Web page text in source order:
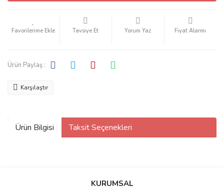
Tavsiye Et Yorum Yaz Fiyat Alarmı
Ürün Paylaş :
Karşılaştır
Ürün Bilgisi Taksit Seçenekleri
KURUMSAL